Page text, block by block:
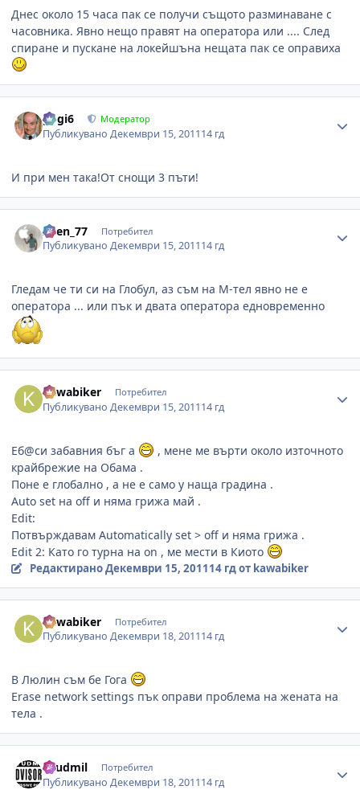
Днес около 15 часа пак се получи същото разминаване с
часовника. Явно нещо правят на оператора или .... След
спиране и пускане на локейшъна нещата пак се оправиха
gogi6 Модератор
ПубликуваноДекември 15, 201114 гд
И при мен така!От снощи 3 пъти!
Asen_77 Потребител
ПубликуваноДекември 15, 201114 гд
Гледам че ти си на Глобул, аз съм на М-тел явно не е
оператора ... или пък и двата оператора едновременно
kawabiker Потребител
ПубликуваноДекември 15, 201114 гд
Еб@си забавния бъг а
, мене ме върти около източното
крайбрежие на Обама .
Поне е глобално , а не е само у наща градина .
Auto set на off и няма грижа май .
Edit:
Потвърждавам Automatically set > off и няма грижа .
Edit 2: Като го турна на on , ме мести в Киото
РедактираноДекември 15, 201114 гдот kawabiker
kawabiker Потребител
ПубликуваноДекември 18, 201114 гд
В Люлин съм бе Гога
Erase network settings пък оправи проблема на жената на
тела .
Lyudmil Потребител
ПубликуваноДекември 18, 201114 гд